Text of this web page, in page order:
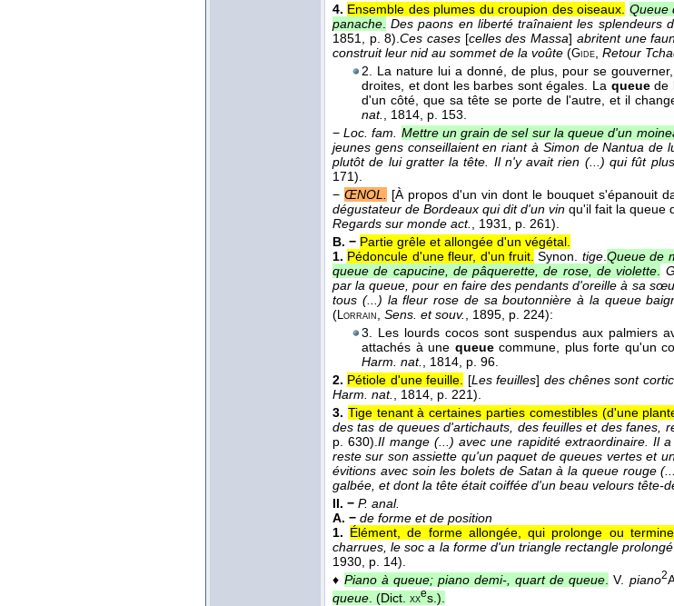
4. Ensemble des plumes du croupion des oiseaux. Queue
panache. Des paons en liberté traînaient les splendeurs
1851, p. 8).Ces cases [celles des Massa] abritent une
construit leur nid au sommet de la voûte (Gide, Retour
2. La nature lui a donné, de plus, pour se
droites, et dont les barbes sont égales. La queuede
d'un côté, que sa tête se porte de l'autre, et il
nat., 1814, p. 153.
−Loc. fam. Mettre un grain de sel sur la queue d'un
jeunes gens conseillaient en riant à Simon de Nantua
plutôt de lui gratter la tête. Il n'y avait rien (...) qui fût
171).
− ŒNOL. [À propos d'un vin dont le bouquet s'épanouit
dégustateur de Bordeaux qui dit d'un vin qu'il fait la queue
Regards sur monde act., 1931, p. 261).
B. − Partie grêle et allongée d'un végétal.
1. Pédoncule d'une fleur, d'un fruit. Synon. tige.Queue de
queue de capucine, de pâquerette, de rose, de violette.
par la queue, pour en faire des pendants d'oreille à sa
tous (...) la fleur rose de sa boutonnière à la queue
(Lorrain, Sens. et souv., 1895, p. 224):
3. Les lourds cocos sont suspendus aux palmiers
attachés à une queuecommune, plus forte qu'un
Harm. nat., 1814, p. 96.
2. Pétiole d'une feuille. [Les feuilles] des chênes sont
Harm. nat., 1814, p. 221).
3. Tige tenant à certaines parties comestibles (d'une
des tas de queues d'artichauts, des feuilles et des fanes,
p. 630).Il mange (...) avec une rapidité extraordinaire. Il
reste sur son assiette qu'un paquet de queues vertes et
évitions avec soin les bolets de Satan à la queue rouge
galbée, et dont la tête était coiffée d'un beau velours tête-
II. − P. anal.
A. − de forme et de position
1. Élément, de forme allongée, qui prolonge ou
charrues, le soc a la forme d'un triangle rectangle
1930, p. 14).
♦Piano à queue; piano demi-, quart de queue V. piano2
queue . (Dict. xxes. ).